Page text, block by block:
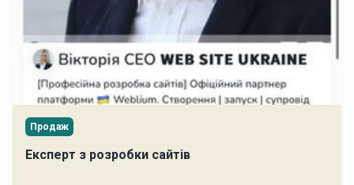
Продаж
Експерт з розробки сайтів